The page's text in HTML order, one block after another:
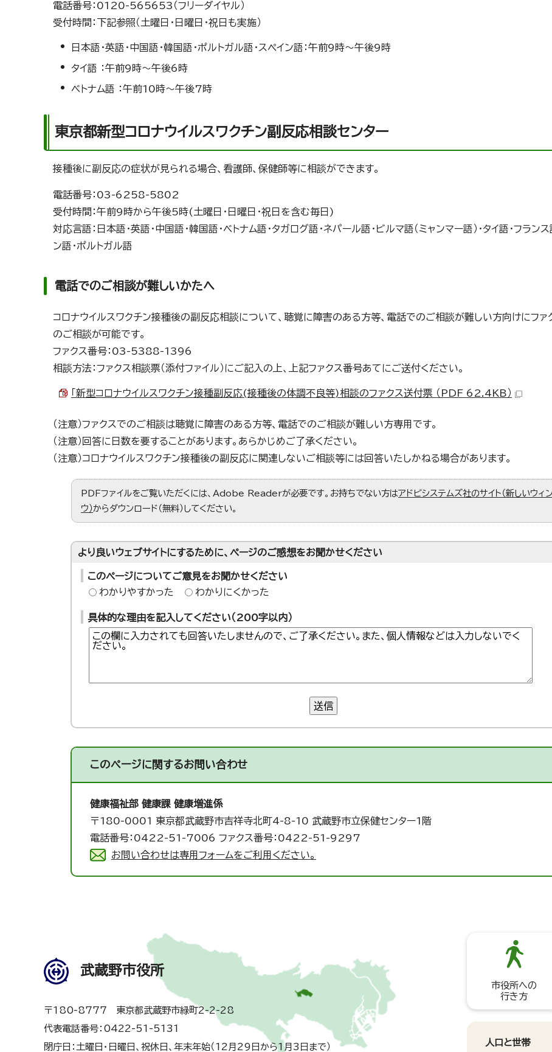
電話番号：0120-565653（フリーダイヤル）
受付時間：下記参照（土曜日・日曜日・祝日も実施）
日本語・英語・中国語・韓国語・ポルトガル語・スペイン語：午前9時～午後9時
タイ語 ：午前9時～午後6時
ベトナム語 ：午前10時～午後7時
東京都新型コロナウイルスワクチン副反応相談センター
接種後に副反応の症状が見られる場合、看護師、保健師等に相談ができます。
電話番号：03-6258-5802
受付時間：午前9時から午後5時(土曜日・日曜日・祝日を含む毎日)
対応言語：日本語・英語・中国語・韓国語・ベトナム語・タガログ語・ネパール語・ビルマ語（ミャンマー語）・タイ語・フランス
ン語・ポルトガル語
電話でのご相談が難しいかたへ
コロナウイルスワクチン接種後の副反応相談について、聴覚に障害のある方等、電話でのご相談が難しい方向けにファ
のご相談が可能です。
ファクス番号：03-5388-1396
相談方法：ファクス相談票（添付ファイル）にご記入の上、上記ファクス番号あてにご送付ください。
「新型コロナウイルスワクチン接種副反応(接種後の体調不良等)相談のファクス送付票 （PDF 62.4KB）
（注意）ファクスでのご相談は聴覚に障害のある方等、電話でのご相談が難しい方専用です。
（注意）回答に日数を要することがあります。あらかじめご了承ください。
（注意）コロナウイルスワクチン接種後の副反応に関連しないご相談等には回答いたしかねる場合があります。
PDFファイルをご覧いただくには、Adobe Readerが必要です。お持ちでない方はアドビシステムズ社のサイト（新しいウィ
ウ）からダウンロード（無料）してください。
より良いウェブサイトにするために、ページのご感想をお聞かせください
このページについてご意見をお聞かせください
わかりやすかった
わかりにくかった
具体的な理由を記入してください（200字以内）
送信
このページに関するお問い合わせ
健康福祉部 健康課 健康増進係
〒180-0001 東京都武蔵野市吉祥寺北町4-8-10 武蔵野市立保健センター1階
電話番号：0422-51-7006 ファクス番号：0422-51-9297
お問い合わせは専用フォームをご利用ください。
武蔵野市役所
〒180-8777 東京都武蔵野市緑町2-2-28
代表電話番号：0422-51-5131
閉庁日：土曜日・日曜日、祝休日、年末年始（12月29日から1月3日まで）
市役所への
行き方
人口と世帯